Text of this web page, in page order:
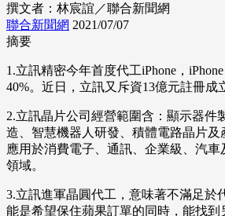
撰文者：林宸誼／聯合新聞網
聯合新聞網 2021/07/07
摘要
1.立訊精密今年首度代工iPhone，
40%。近日，立訊又斥資13億元註冊成
2.立訊晶片公司經營範圍含：顯示器件
造、智慧機器人研發、積體電路晶片及
應用於消費電子、通訊、企業級、汽
領域。
3.立訊進軍晶圓代工，意味著不滿足於
能是希望保住蘋果訂單的同時，能找